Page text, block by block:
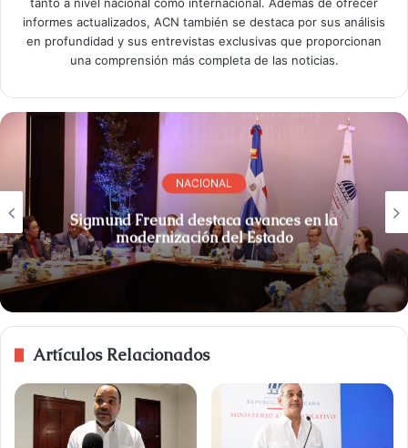
informes actualizados, ACN también se destaca por sus análisis
en profundidad y sus entrevistas exclusivas que proporcionan
una comprensión más completa de las noticias.
NACIONAL
Sigmund Freund destaca avances en la
modernización del Estado
Artículos Relacionados